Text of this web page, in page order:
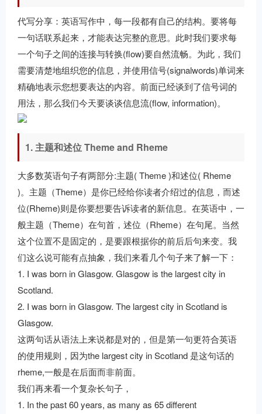
代写分享：英语写作中，每一段都有自己的结构。要将每
一句话联系起来，才能表达完整的意思。此时我们要求每
一个句子之间的连接与转换(flow)要自然流畅。为此，我们
需要清楚地组织您的信息，并使用信号(signalwords)单词来
精确地表示您想要表达的内容。前面已经谈到了信号词的
用法，那么我们今天要谈谈信息流(flow, information)。
1. 主题和述位 Theme and Rheme
大多数英语句子有两部分:主题( Theme )和述位( Rheme
)。主题（Theme）是你已经给你读者介绍过的信息，而述
位(Rheme)则是你要想要告诉读者的新信息。在英语中，一
般主题（Theme）在句首，述位（Rheme）在句尾。当然
这个位置不是固定的，是要跟根据你的前后后句来变。我
们这么说可能有点抽象，我们来看几个句子来了解一下：
1. I was born in Glasgow. Glasgow is the largest city in
Scotland.
2. I was born in Glasgow. The largest city in Scotland is
Glasgow.
这两句话从语法上来说都是对的，但是第一句更符合英语
的使用规则，因为the largest city in Scotland 是这句话的
rheme,一般是在后面而非前面。
我们再来看一个复杂长句子，
1. In the past 60 years, as many as 65 different